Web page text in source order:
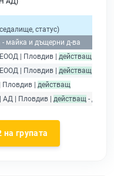
статус)
- майка и дъщерни д-ва
ЕООД | Пловдив | действащ
ЕООД | Пловдив | действащ
Пловдив | действащ
| АД | Пловдив | действащ -
групата